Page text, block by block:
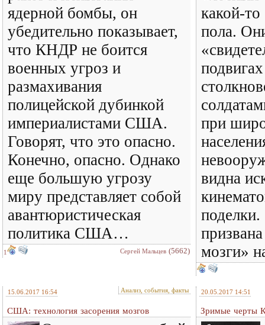
ядерной бомбы, он
убедительно показывает,
что КНДР не боится
военных угроз и
размахивания
полицейской дубинкой
империалистами США.
Говорят, что это опасно.
Конечно, опасно. Однако
еще большую угрозу
миру представляет собой
авантюристическая
политика США…
1 Сергей Мальцев (5662)
какой-
пола.
при
видна
мозги»
15.06.2017 16:54 Анализ, события, факты
США: технология засорения мозгов
20.05.2017 14:51
Зримые